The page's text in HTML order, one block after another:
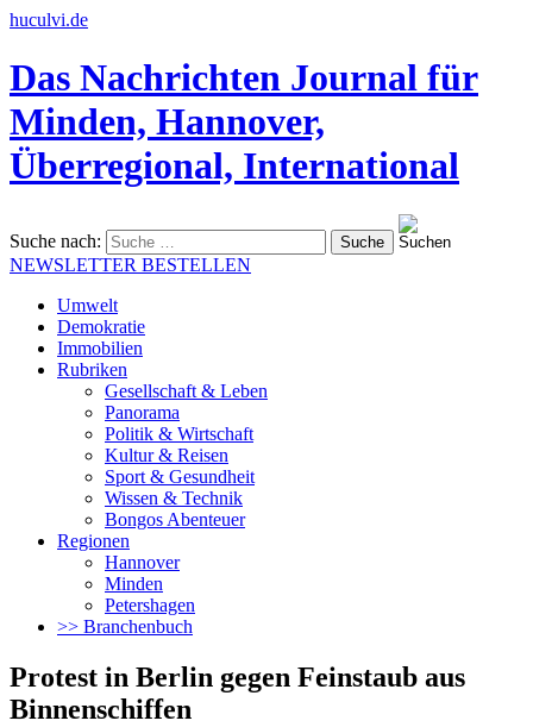
huculvi.de
Das Nachrichten Journal für
Minden, Hannover,
Überregional, International
Suche nach:
NEWSLETTER BESTELLEN
Umwelt
Demokratie
Immobilien
Rubriken
Gesellschaft & Leben
Panorama
Politik & Wirtschaft
Kultur & Reisen
Sport & Gesundheit
Wissen & Technik
Bongos Abenteuer
Regionen
Hannover
Minden
Petershagen
>> Branchenbuch
Protest in Berlin gegen Feinstaub aus
Binnenschiffen